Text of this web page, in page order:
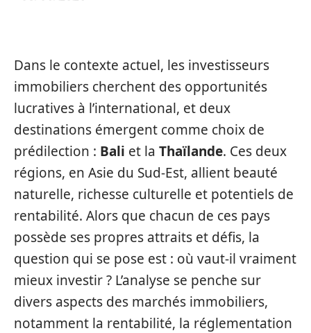
Dans le contexte actuel, les investisseurs
immobiliers cherchent des opportunités
lucratives à l’international, et deux
destinations émergent comme choix de
prédilection : Bali et la Thaïlande. Ces deux
régions, en Asie du Sud-Est, allient beauté
naturelle, richesse culturelle et potentiels de
rentabilité. Alors que chacun de ces pays
possède ses propres attraits et défis, la
question qui se pose est : où vaut-il vraiment
mieux investir ? L’analyse se penche sur
divers aspects des marchés immobiliers,
notamment la rentabilité, la réglementation